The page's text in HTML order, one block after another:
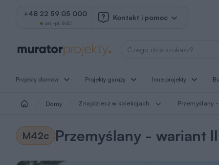
+48 22 59 05 000
pn.-pt. 8-20
Kontakt i pomoc
Wyszukaj projekt
Projekty domów Projekty garaży Inne projekty
Domy Znajdziesz w kolekcjach Przemyślany
M42c Przemyślany - wariant